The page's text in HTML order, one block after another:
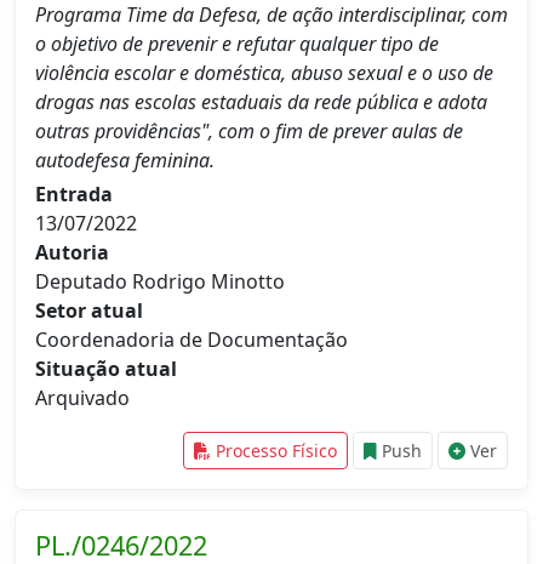
Programa Time da Defesa, de ação interdisciplinar, com
o objetivo de prevenir e refutar qualquer tipo de
violência escolar e doméstica, abuso sexual e o uso de
drogas nas escolas estaduais da rede pública e adota
outras providências", com o fim de prever aulas de
autodefesa feminina.
Entrada
13/07/2022
Autoria
Deputado Rodrigo Minotto
Setor atual
Coordenadoria de Documentação
Situação atual
Arquivado
Processo Físico Push Ver
PL./0246/2022